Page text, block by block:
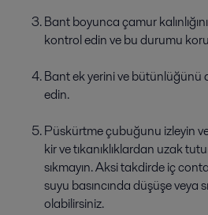
Bant boyunca çamur
kontrol edin ve bu durumu
Bant ek yerini ve bütünlüğünü
edin.
Püskürtme çubuğunu izleyin ve
kir ve tıkanıklıklardan uzak
sıkmayın. Aksi takdirde iç
suyu basıncında düşüşe veya
olabilirsiniz.